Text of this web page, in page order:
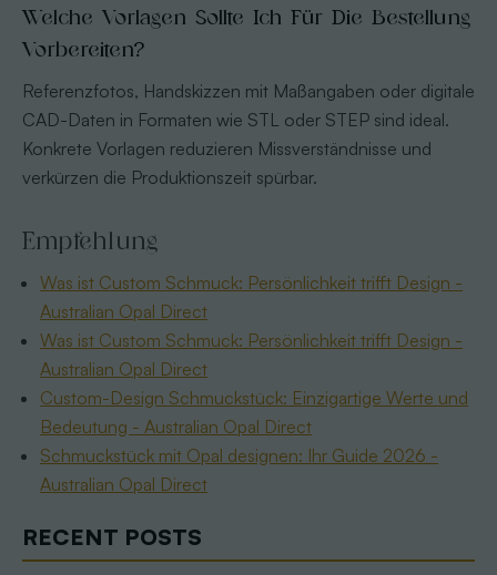
RECENT POSTS
Welche Vorlagen Sollte Ich Für Die Bestellung
Vorbereiten?
Referenzfotos, Handskizzen mit Maßangaben oder digitale
CAD-Daten in Formaten wie STL oder STEP sind ideal.
Konkrete Vorlagen reduzieren Missverständnisse und
verkürzen die Produktionszeit spürbar.
Empfehlung
Was ist Custom Schmuck: Persönlichkeit trifft Design -
Australian Opal Direct
Was ist Custom Schmuck: Persönlichkeit trifft Design -
Australian Opal Direct
Custom-Design Schmuckstück: Einzigartige Werte und
Bedeutung - Australian Opal Direct
Schmuckstück mit Opal designen: Ihr Guide 2026 -
Australian Opal Direct